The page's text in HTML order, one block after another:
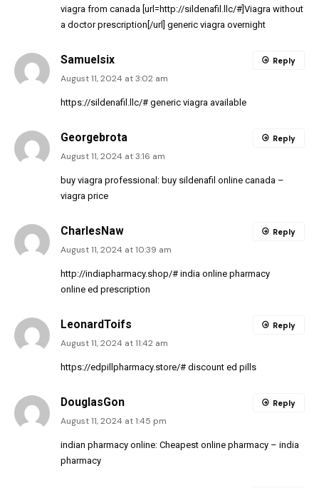
viagra from canada [url=http://sildenafil.llc/#]Viagra without
a doctor prescription[/url] generic viagra overnight
Samuelsix
August 11, 2024 at 3:02 am
https://sildenafil.llc/# generic viagra available
Reply
Georgebrota
August 11, 2024 at 3:16 am
buy viagra professional: buy sildenafil online canada –
viagra price
Reply
CharlesNaw
August 11, 2024 at 10:39 am
http://indiapharmacy.shop/# india online pharmacy
online ed prescription
Reply
LeonardToifs
August 11, 2024 at 11:42 am
https://edpillpharmacy.store/# discount ed pills
Reply
DouglasGon
August 11, 2024 at 1:45 pm
indian pharmacy online: Cheapest online pharmacy – india
pharmacy
Reply